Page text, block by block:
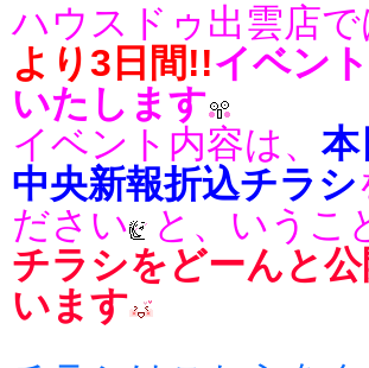
ハウスドゥ出雲店で
より3日間!!イベン
いたします
イベント内容は、 本
中央新報折込チラシ
ださい
と、いうこ
チラシをどーんと
います